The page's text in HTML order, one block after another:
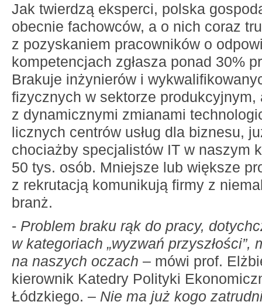
Jak twierdzą eksperci, polska
obecnie fachowców, a o nich coraz
z pozyskaniem pracowników o
kompetencjach zgłasza ponad 30%
Brakuje inżynierów i
fizycznych w sektorze produkcyjnym,
z dynamicznymi zmianami
licznych centrów usług dla biznesu,
chociażby specjalistów IT w naszym
50 tys. osób. Mniejsze lub większe
z rekrutacją komunikują firmy z
branż.
- Problem braku rąk do pracy,
w kategoriach „wyzwań przyszłości”,
na naszych oczach – mówi prof.
kierownik Katedry Polityki
Łódzkiego. – Nie ma już kogo